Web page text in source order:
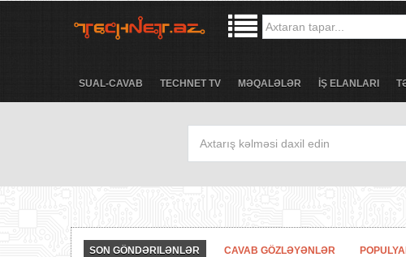
SUAL-CAVAB TECHNET TV MƏQALƏLƏR İŞ ELANLARI
SON GÖNDƏRILƏNLƏR CAVAB GÖZLƏYƏNLƏR